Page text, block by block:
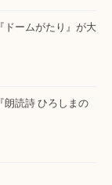
ドームがたり』が大
朗読詩 ひろしまの